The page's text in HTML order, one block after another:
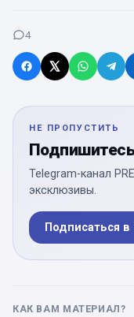
4
НЕ ПРОПУСТИТЬ
Telegram-канал
эксклюзивы.
Подписаться в
КАК ВАМ МАТЕРИАЛ?